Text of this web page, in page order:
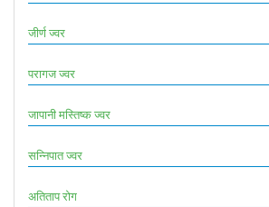
जीर्ण ज्वर
परागज ज्वर
जापानी मस्तिष्क ज्वर
सन्निपात ज्वर
अतिताप रोग